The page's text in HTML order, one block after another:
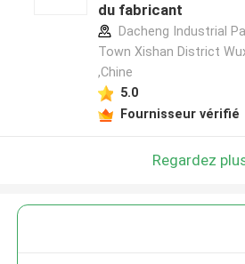
du fabricant
Dacheng Industrial
Town Xishan District
,Chine
5.0
Fournisseur vérifié
Regardez